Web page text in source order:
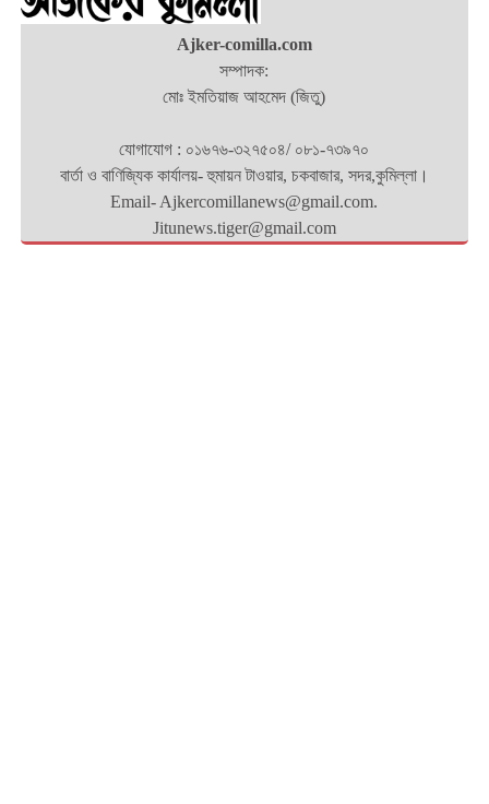
Ajker-comilla.com
সম্পাদক:
মোঃ ইমতিয়াজ আহমেদ (জিতু)
যোগাযোগ : ০১৬৭৬-৩২৭৫০৪/ ০৮১-৭৩৯৭০
বার্তা ও বাণিজ্যিক কার্যালয়- হুমায়ন টাওয়ার, চকবাজার, সদর,কুমিল্লা।
Email- Ajkercomillanews@gmail.com.
Jitunews.tiger@gmail.com